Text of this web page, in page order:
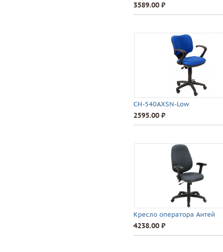
3589.00 ⃏
CH-540AXSN-Low
2595.00 ⃏
Кресло оператора Антей
4238.00 ⃏